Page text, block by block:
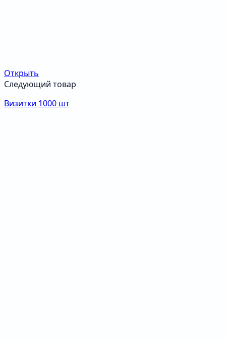
Открыть
Следующий товар
Визитки 1000 шт